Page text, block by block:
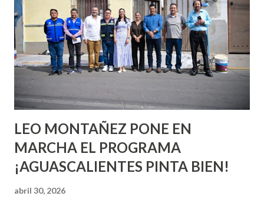
aprender y nuevas experiencias que conocer. Si eres una
chica y aún no has tenido relaciones sexuales, tal vez
pienses que el sexo será increíble y no puedas esperar para
experimentarlo, pero como cualquier persona con
experiencia te dirá, siempre es mejor cuando ambas partes
son suficientemen...
LEO MONTAÑEZ PONE EN
MARCHA EL PROGRAMA
¡AGUASCALIENTES PINTA BIEN!
abril 30, 2026